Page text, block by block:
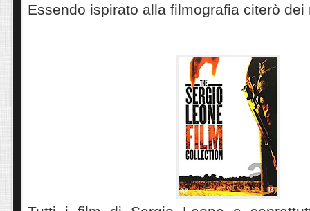
Essendo ispirato alla filmografia citerò dei